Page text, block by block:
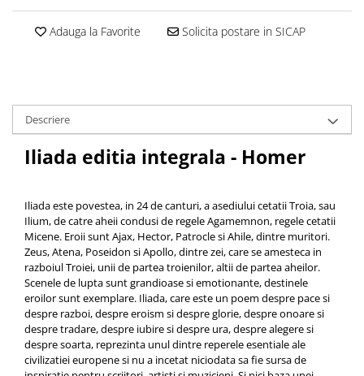
Adauga la Favorite Solicita postare in SICAP
Descriere
Iliada editia integrala - Homer
Iliada este povestea, in 24 de canturi, a asediului cetatii Troia, sau
Ilium, de catre aheii condusi de regele Agamemnon, regele cetatii
Micene. Eroii sunt Ajax, Hector, Patrocle si Ahile, dintre muritori.
Zeus, Atena, Poseidon si Apollo, dintre zei, care se amesteca in
razboiul Troiei, unii de partea troienilor, altii de partea aheilor.
Scenele de lupta sunt grandioase si emotionante, destinele
eroilor sunt exemplare. Iliada, care este un poem despre pace si
despre razboi, despre eroism si despre glorie, despre onoare si
despre tradare, despre iubire si despre ura, despre alegere si
despre soarta, reprezinta unul dintre reperele esentiale ale
civilizatiei europene si nu a incetat niciodata sa fie sursa de